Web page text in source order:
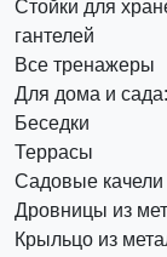
Стойки для
гантелей
Все тренажеры
Для дома и сада:
Беседки
Террасы
Садовые качели
Дровницы из
Крыльцо из